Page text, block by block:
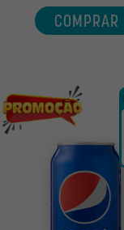
COMPRAR